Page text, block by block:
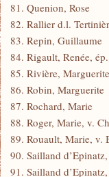
81. Quenion, Rose
82. Rallier d.l.
83. Repin, Guillaume
84. Rigault, Renée,
85. Rivière,
86. Robin, Marguerite
87. Rochard, Marie
88. Roger, Marie, v.
89. Rouault, Marie, v.
90. Sailland
91. Sailland